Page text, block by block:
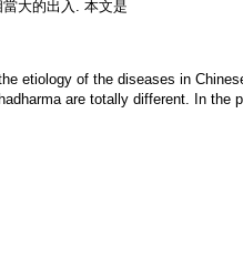
大的出入. 本文是
etiology of the diseases in
are totally different. In the